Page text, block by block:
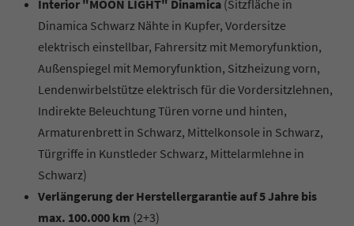
Interior "MOON LIGHT" Dinamica (Sitzfläche in
Dinamica Schwarz Nähte in Kupfer, Vordersitze
elektrisch einstellbar, Fahrersitz mit Memoryfunktion,
Außenspiegel mit Memoryfunktion, Sitzheizung vorn,
Lendenwirbelstütze elektrisch für die Vordersitzlehnen,
Indirekte Beleuchtung Türen vorne und hinten,
Armaturenbrett in Schwarz, Mittelkonsole in Schwarz,
Türgriffe in Kunstleder Schwarz, Mittelarmlehne in
Schwarz)
Verlängerung der Herstellergarantie auf 5 Jahre bis
max. 100.000 km (2+3)